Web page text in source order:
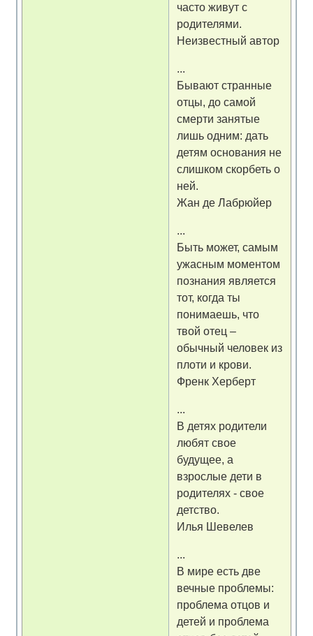
часто живут с
родителями.
Неизвестный автор
...
Бывают странные
отцы, до самой
смерти занятые
лишь одним: дать
детям основания не
слишком скорбеть о
ней.
Жан де Лабрюйер
...
Быть может, самым
ужасным моментом
познания является
тот, когда ты
понимаешь, что
твой отец –
обычный человек из
плоти и крови.
Френк Херберт
...
В детях родители
любят свое
будущее, а
взрослые дети в
родителях - свое
детство.
Илья Шевелев
...
В мире есть две
вечные проблемы:
проблема отцов и
детей и проблема